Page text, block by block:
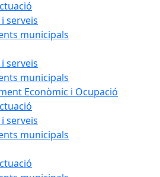
serveis
municipals
serveis
municipals
Econòmic i Ocupació
serveis
municipals